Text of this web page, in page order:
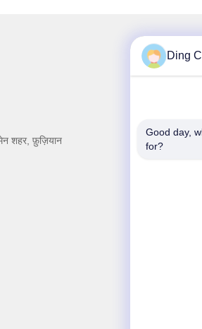
शहर, फ़ुज़ियान
Ding
Good day,
for?